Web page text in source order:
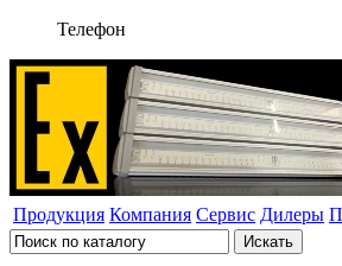
Телефон
Продукция Компания Сервис Дилеры